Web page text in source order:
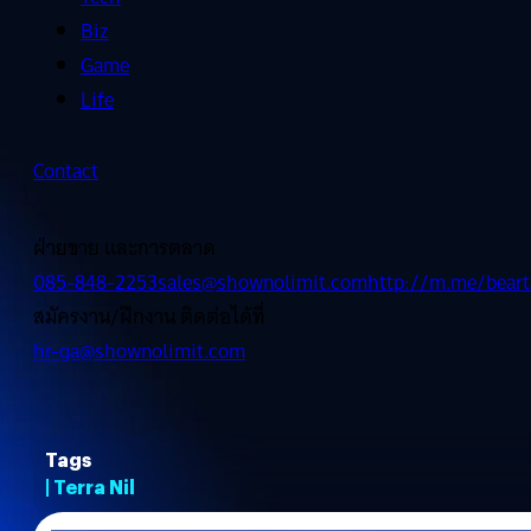
Biz
Game
Life
Contact
ฝ่ายขาย และการตลาด
085-848-2253sales@shownolimit.comhttp://m.me/
สมัครงาน/ฝึกงาน ติดต่อได้ที่
hr-ga@shownolimit.com
Tags
| Terra Nil